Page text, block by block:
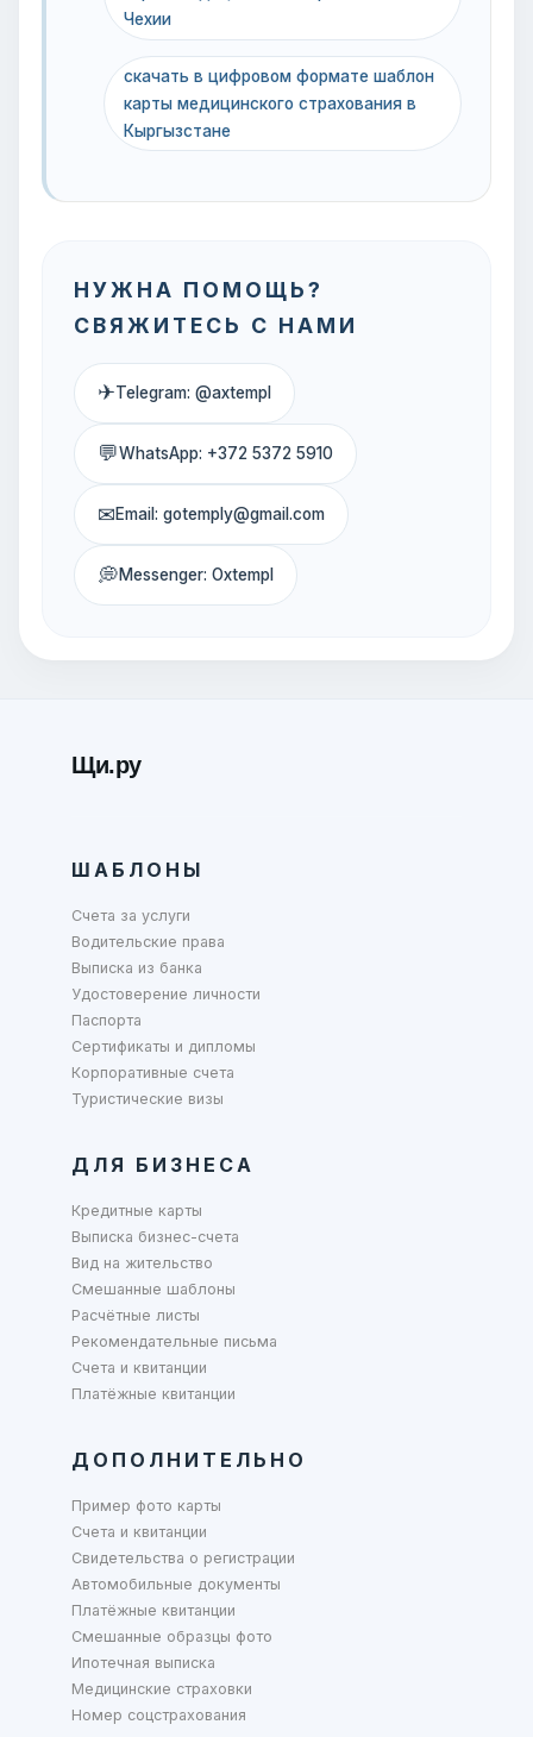
Чехии
скачать в цифровом формате шаблон
карты медицинского страхования в
Кыргызстане
НУЖНА ПОМОЩЬ?
СВЯЖИТЕСЬ С НАМИ
✈Telegram: @axtempl
💬WhatsApp: +372 5372 5910
✉Email: gotemply@gmail.com
💭Messenger: Oxtempl
Щи.ру
ШАБЛОНЫ
Счета за услуги
Водительские права
Выписка из банка
Удостоверение личности
Паспорта
Сертификаты и дипломы
Корпоративные счета
Туристические визы
ДЛЯ БИЗНЕСА
Кредитные карты
Выписка бизнес-счета
Вид на жительство
Смешанные шаблоны
Расчётные листы
Рекомендательные письма
Счета и квитанции
Платёжные квитанции
ДОПОЛНИТЕЛЬНО
Пример фото карты
Счета и квитанции
Свидетельства о регистрации
Автомобильные документы
Платёжные квитанции
Смешанные образцы фото
Ипотечная выписка
Медицинские страховки
Номер соцстрахования